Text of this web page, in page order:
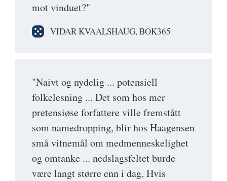
mot vinduet?"
VIDAR KVAALSHAUG, BOK365
"Naivt og nydelig ... potensiell
folkelesning ... Det som hos mer
pretensiøse forfattere ville fremstått
som namedropping, blir hos Haagensen
små vitnemål om medmenneskelighet
og omtanke ... nedslagsfeltet burde
være langt større enn i dag. Hvis